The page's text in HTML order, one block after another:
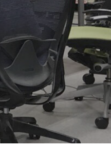
デザイナーの1週間
【業務委託】Webデザイナー